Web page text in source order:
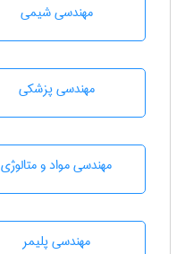
مهندسي شيمی
مهندسی پزشکی
مهندسی مواد و متالوژی
مهندسی پليمر